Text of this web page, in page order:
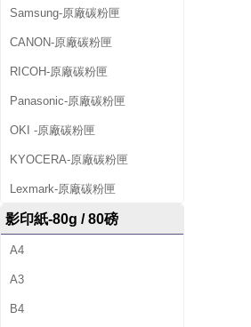
Samsung-原廠碳粉匣
CANON-原廠碳粉匣
RICOH-原廠碳粉匣
Panasonic-原廠碳粉匣
OKI -原廠碳粉匣
KYOCERA-原廠碳粉匣
Lexmark-原廠碳粉匣
影印紙-80g / 80磅
A4
A3
B4